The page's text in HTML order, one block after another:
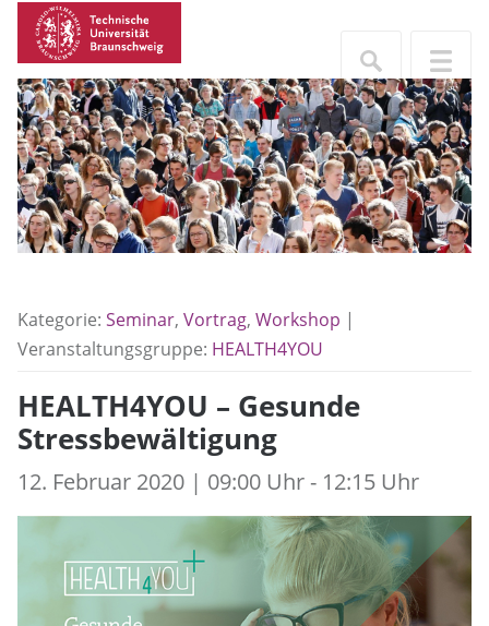
Kategorie: Seminar, Vortrag, Workshop |
Veranstaltungsgruppe: HEALTH4YOU
HEALTH4YOU – Gesunde
Stressbewältigung
12. Februar 2020 | 09:00 Uhr - 12:15 Uhr